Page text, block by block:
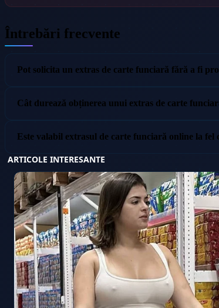
Întrebări frecvente
Pot solicita un extras de carte funciară fără a fi
Cât durează obținerea unui extras de carte
Este valabil extrasul de carte funciară online la fel